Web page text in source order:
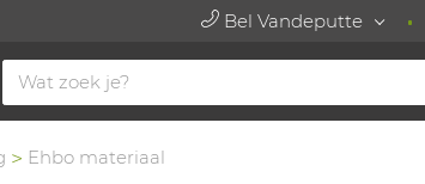
Bel Vandeputte
Ehbo materiaal